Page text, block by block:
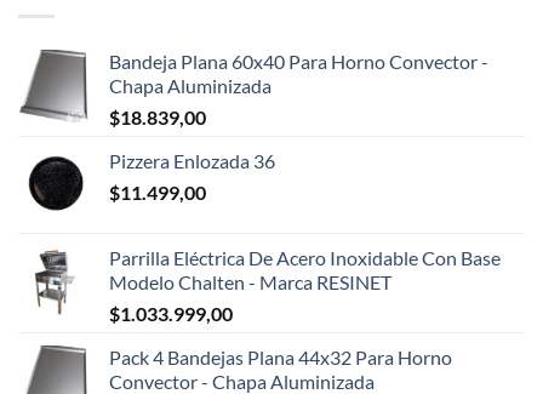
Bandeja Plana 60x40 Para Horno Convector -
Chapa Aluminizada
$18.839,00
Pizzera Enlozada 36
$11.499,00
Parrilla Eléctrica De Acero Inoxidable Con Base
Modelo Chalten - Marca RESINET
$1.033.999,00
Pack 4 Bandejas Plana 44x32 Para Horno
Convector - Chapa Aluminizada